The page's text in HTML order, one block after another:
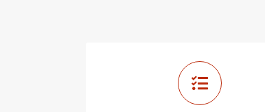
Projekte der
Stadt Marbach